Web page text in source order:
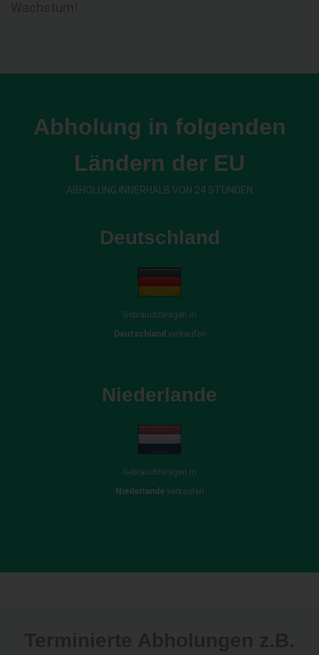
Abholung in folgenden
Ländern der EU
ABHOLUNG INNERHALB VON 24 STUNDEN
Deutschland
Gebrauchtwagen in
Deutschland verkaufen
Niederlande
Gebrauchtwagen in
Niederlandeverkaufen